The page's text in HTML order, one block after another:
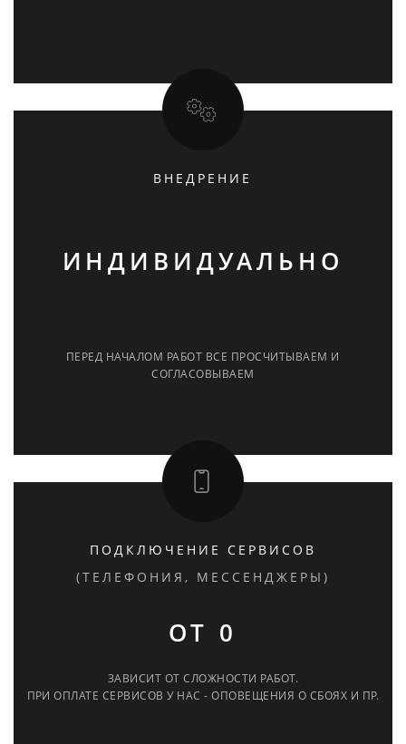
ВНЕДРЕНИЕ
ИНДИВИДУАЛЬНО
ПЕРЕД НАЧАЛОМ РАБОТ ВСЕ ПРОСЧИТЫВАЕМ И
СОГЛАСОВЫВАЕМ
ПОДКЛЮЧЕНИЕ СЕРВИСОВ
(ТЕЛЕФОНИЯ, МЕССЕНДЖЕРЫ)
ОТ 0
ЗАВИСИТ ОТ СЛОЖНОСТИ РАБОТ.
ПРИ ОПЛАТЕ СЕРВИСОВ У НАС - ОПОВЕЩЕНИЯ О СБОЯХ И ПР.